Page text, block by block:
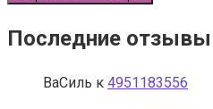
Последние отзывы
ВаСиль к 4951183556